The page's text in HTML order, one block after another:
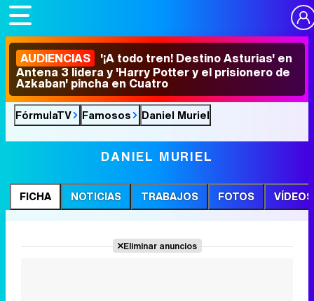
AUDIENCIAS '¡A todo tren! Destino Asturias' en
Antena 3 lidera y 'Harry Potter y el prisionero de
Azkaban' pincha en Cuatro
FórmulaTV Famosos Daniel Muriel
DANIEL MURIEL
FICHA NOTICIAS TRABAJOS FOTOS VÍDEOS
Eliminar anuncios